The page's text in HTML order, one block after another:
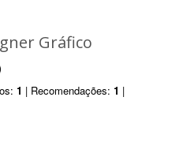
Gráfico
1 | Recomendações: 1 |